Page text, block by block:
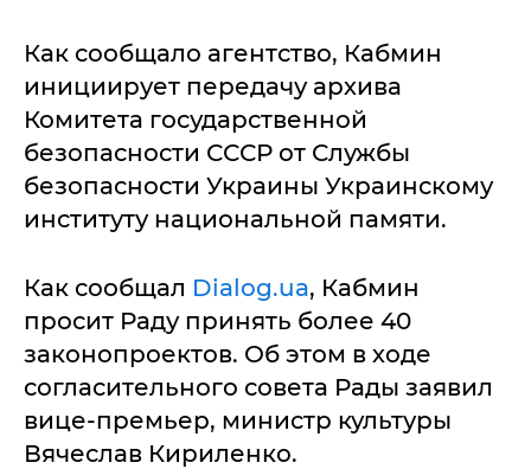
Как сообщало агентство, Кабмин
инициирует передачу архива
Комитета государственной
безопасности СССР от Службы
безопасности Украины Украинскому
институту национальной памяти.
Как сообщал Dialog.ua, Кабмин
просит Раду принять более 40
законопроектов. Об этом в ходе
согласительного совета Рады заявил
вице-премьер, министр культуры
Вячеслав Кириленко.